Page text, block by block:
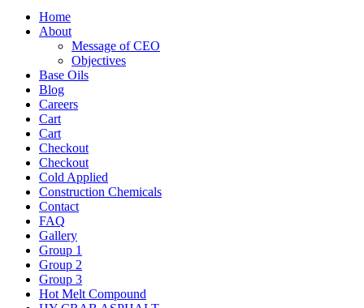
Home
About
Message of CEO
Objectives
Base Oils
Blog
Careers
Cart
Cart
Checkout
Checkout
Cold Applied
Construction Chemicals
Contact
FAQ
Gallery
Group 1
Group 2
Group 3
Hot Melt Compound